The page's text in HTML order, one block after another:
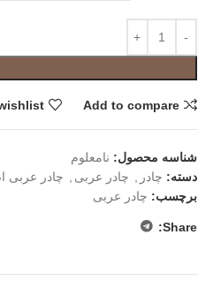
Add to compare
شناسه محصول: نامعلوم
دسته: چادر چادر عربی چادر عربی
برچسب: چادر عربی
Share: